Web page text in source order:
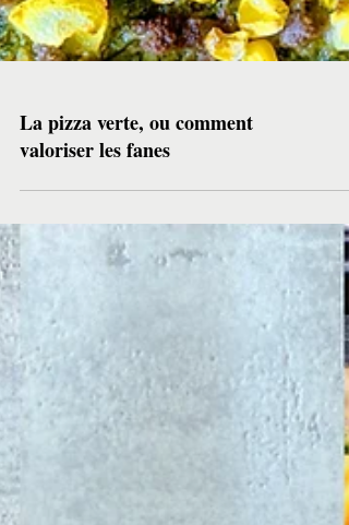
La pizza verte, ou comment
valoriser les fanes